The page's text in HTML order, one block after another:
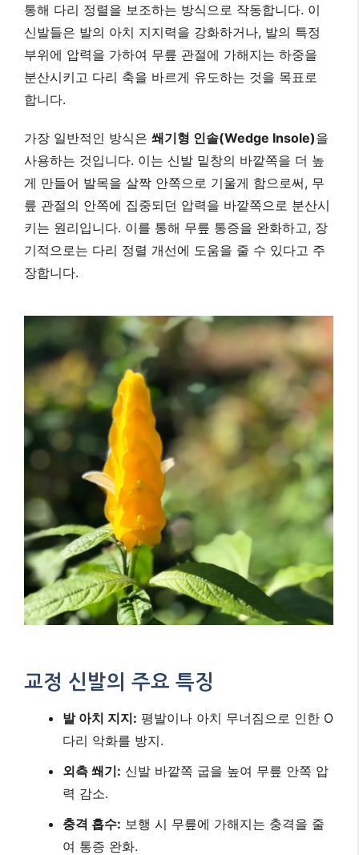
통해 다리 정렬을 보조하는 방식으로 작동합니다. 이
신발들은 발의 아치 지지력을 강화하거나, 발의 특정
부위에 압력을 가하여 무릎 관절에 가해지는 하중을
분산시키고 다리 축을 바르게 유도하는 것을 목표로
합니다.
가장 일반적인 방식은 쐐기형 인솔(Wedge Insole)을
사용하는 것입니다. 이는 신발 밑창의 바깥쪽을 더 높
게 만들어 발목을 살짝 안쪽으로 기울게 함으로써, 무
릎 관절의 안쪽에 집중되던 압력을 바깥쪽으로 분산시
키는 원리입니다. 이를 통해 무릎 통증을 완화하고, 장
기적으로는 다리 정렬 개선에 도움을 줄 수 있다고 주
장합니다.
교정 신발의 주요 특징
발 아치 지지: 평발이나 아치 무너짐으로 인한 O
다리 악화를 방지.
외측 쐐기: 신발 바깥쪽 굽을 높여 무릎 안쪽 압
력 감소.
충격 흡수: 보행 시 무릎에 가해지는 충격을 줄
여 통증 완화.